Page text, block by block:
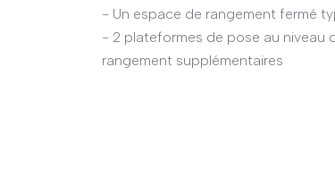
- Un espace de rangement fermé
- 2 plateformes de pose au niveau
rangement supplémentaires